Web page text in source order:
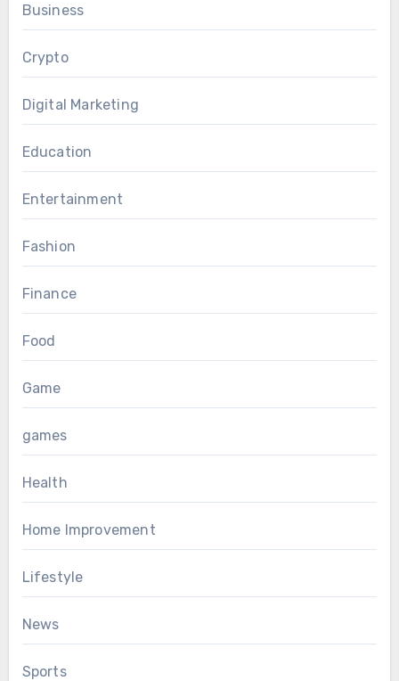
Business
Crypto
Digital Marketing
Education
Entertainment
Fashion
Finance
Food
Game
games
Health
Home Improvement
Lifestyle
News
Sports